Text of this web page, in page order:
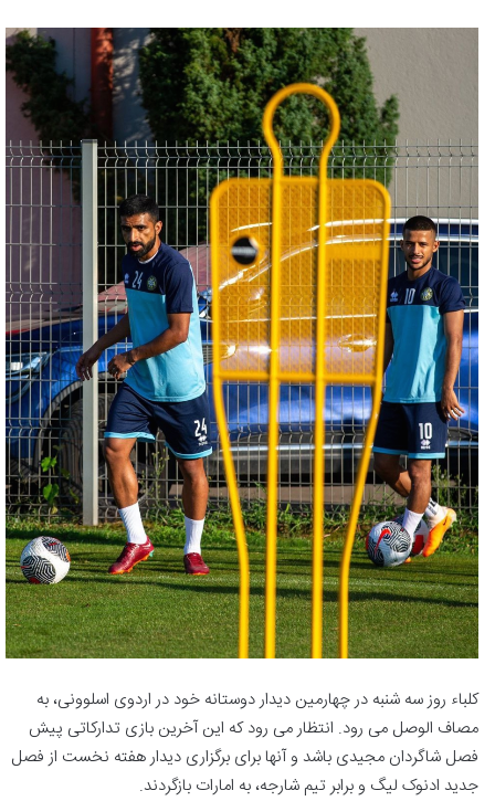
کلباء روز سه شنبه در چهارمین دیدار دوستانه خود در اردوی اسلوونی، به
مصاف الوصل می رود. انتظار می رود که این آخرین بازی تدارکاتی پیش
فصل شاگردان مجیدی باشد و آنها برای برگزاری دیدار هفته نخست از فصل
جدید ادنوک لیگ و برابر تیم شارجه، به امارات بازگردند.